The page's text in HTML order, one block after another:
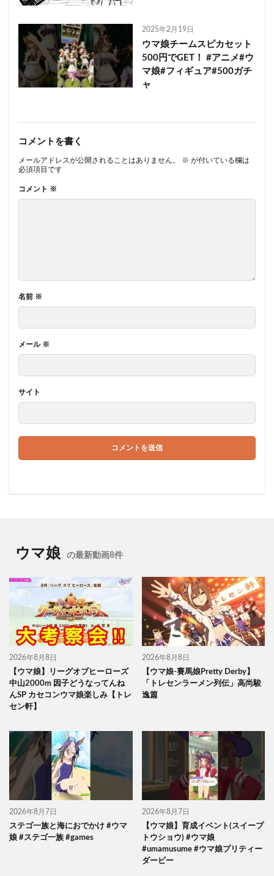
2025年2月19日
ウマ娘チームスピカセット
500円でGET！ #アニメ#ウ
マ娘#フィギュア#500ガチ
ャ
コメントを書く
メールアドレスが公開されることはありません。 ※ が付いている欄は
必須項目です
コメント ※
名前 ※
メール ※
サイト
ウマ娘 の最新動画8件
2026年8月8日
【ウマ娘】リーグオブヒーローズ
中山2000m 因子どうなってんね
んSP カセコンウマ娘楽しみ【トレ
セン軒】
2026年8月8日
【ウマ娘-賽馬娘Pretty Derby】
「トレセンラーメン列伝」高尚駿
逸篇
2026年8月7日
ステゴ一族と海におでかけ #ウマ
娘 #ステゴ一族 #games
2026年8月7日
【ウマ娘】育成イベント(スイープ
トウショウ) #ウマ娘
#umamusume #ウマ娘プリティー
ダービー